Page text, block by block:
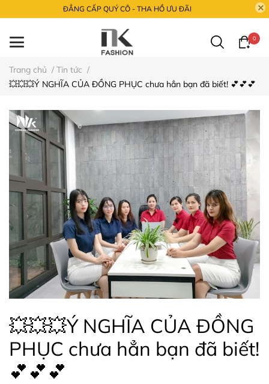
ĐẲNG CẤP QUÝ CÔ - THA HỒ ƯU ĐÃI
0
Trang chủ / Tin tức /
💥💥💥Ý NGHĨA CỦA ĐỒNG PHỤC chưa hẳn bạn đã biết! 💕💕💕
💥💥💥Ý NGHĨA CỦA ĐỒNG
PHỤC chưa hẳn bạn đã biết!
💕💕💕